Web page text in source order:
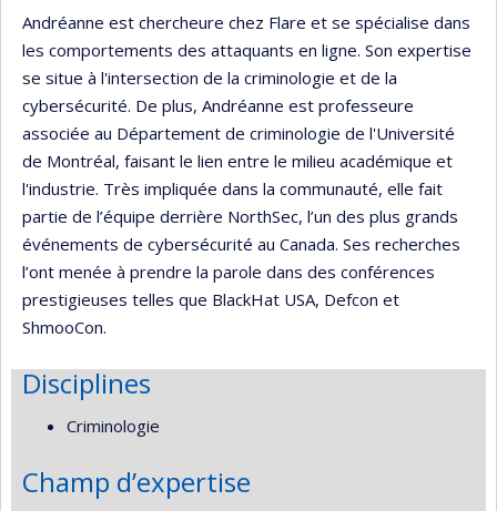
Andréanne est chercheure chez Flare et se spécialise dans
les comportements des attaquants en ligne. Son expertise
se situe à l'intersection de la criminologie et de la
cybersécurité. De plus, Andréanne est professeure
associée au Département de criminologie de l'Université
de Montréal, faisant le lien entre le milieu académique et
l'industrie. Très impliquée dans la communauté, elle fait
partie de l’équipe derrière NorthSec, l’un des plus grands
événements de cybersécurité au Canada. Ses recherches
l’ont menée à prendre la parole dans des conférences
prestigieuses telles que BlackHat USA, Defcon et
ShmooCon.
Disciplines
Criminologie
Champ d’expertise